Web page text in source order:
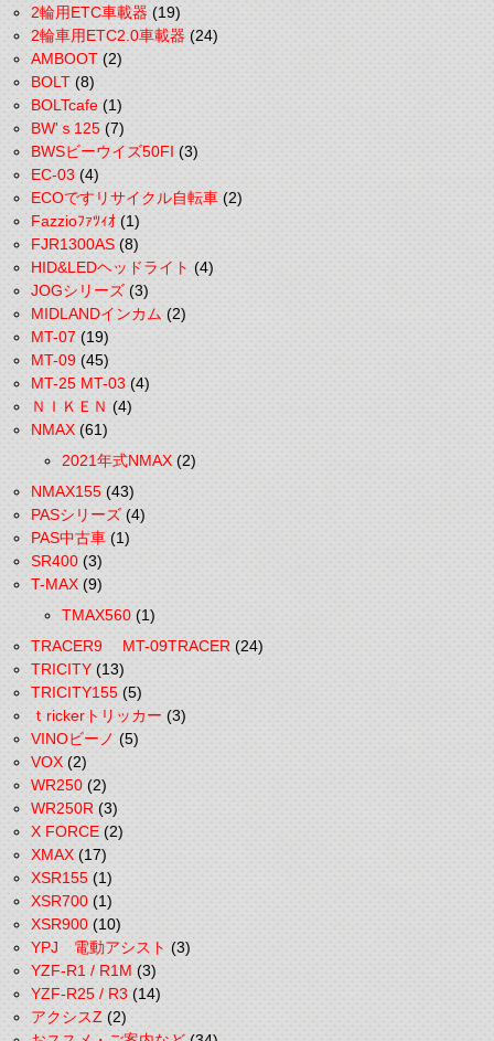
2輪用ETC車載器(19)
2輪車用ETC2.0車載器(24)
AMBOOT(2)
BOLT(8)
BOLTcafe(1)
BW'ｓ125(7)
BWSビーウイズ50FI(3)
EC-03(4)
ECOですリサイクル自転車(2)
Fazzioﾌｧﾂｨｵ(1)
FJR1300AS(8)
HID&LEDヘッドライト(4)
JOGシリーズ(3)
MIDLANDインカム(2)
MT-07(19)
MT-09(45)
MT-25 MT-03(4)
ＮＩＫＥＮ(4)
NMAX(61)
2021年式NMAX(2)
NMAX155(43)
PASシリーズ(4)
PAS中古車(1)
SR400(3)
T-MAX(9)
TMAX560(1)
TRACER9 MT-09TRACER(24)
TRICITY(13)
TRICITY155(5)
ｔrickerトリッカー(3)
VINOビーノ(5)
VOX(2)
WR250(2)
WR250R(3)
X FORCE(2)
XMAX(17)
XSR155(1)
XSR700(1)
XSR900(10)
YPJ 電動アシスト(3)
YZF-R1 / R1M(3)
YZF-R25 / R3(14)
アクシスZ(2)